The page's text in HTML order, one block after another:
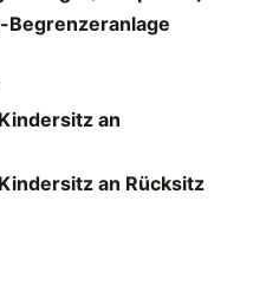
Begrenzeranlage
an
an Rücksitz